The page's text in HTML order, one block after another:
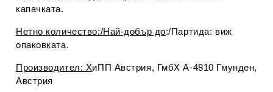
капачката.
Нетно количество:/Най-добър до:/Партида: виж
опаковката.
Производител: ХиПП Австрия, ГмбХ А-4810 Гмунден,
Австрия